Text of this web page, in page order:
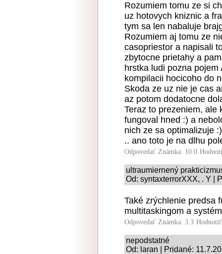
Rozumiem tomu ze si
uz hotovych kniznic a
tym sa len nabaluje
Rozumiem aj tomu ze
casopriestor a napisali
zbytocne prietahy a
hrstka ludi pozna
kompilacii hocicoho do
Skoda ze uz nie je cas
az potom dodatocne
Teraz to prezeniem, ale
fungoval hned :) a
nich ze sa optimalizuje
.. ano toto je na dlhu
Odpovedať Známka: 10.0
ultraumiernený
Od: syntaxterrorXXX, . Y |
Také zrýchlenie predsa
multitaskingom a
Odpovedať Známka: 3.3
nepodstatné
Od: laran | Pridané: